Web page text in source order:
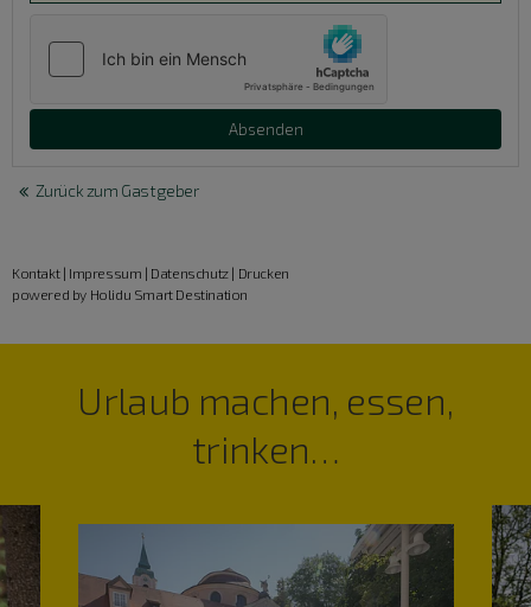
Zurück zum Gastgeber
Kontakt| Impressum | Datenschutz| Drucken
powered by Holidu Smart Destination
Urlaub machen, essen,
trinken…